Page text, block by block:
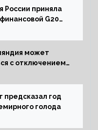
России приняла
G20
может
с отключением
предсказал год
голода